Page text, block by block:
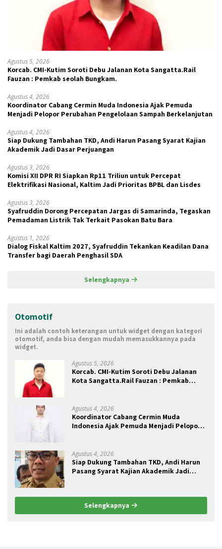
Agustus 5, 2026
Korcab. CMI-Kutim Soroti Debu Jalanan Kota Sangatta.Rail
Fauzan : Pemkab seolah Bungkam.
Agustus 4, 2026
Koordinator Cabang Cermin Muda Indonesia Ajak Pemuda
Menjadi Pelopor Perubahan Pengelolaan Sampah Berkelanjutan
Agustus 4, 2026
Siap Dukung Tambahan TKD, Andi Harun Pasang Syarat Kajian
Akademik Jadi Dasar Perjuangan
Agustus 3, 2026
Komisi XII DPR RI Siapkan Rp11 Triliun untuk Percepat
Elektrifikasi Nasional, Kaltim Jadi Prioritas BPBL dan Lisdes
Agustus 3, 2026
Syafruddin Dorong Percepatan Jargas di Samarinda, Tegaskan
Pemadaman Listrik Tak Terkait Pasokan Batu Bara
Agustus 1, 2026
Dialog Fiskal Kaltim 2027, Syafruddin Tekankan Keadilan Dana
Transfer bagi Daerah Penghasil SDA
Selengkapnya
Otomotif
Ini adalah contoh keterangan untuk widget dengan kategori
otomotif, anda bisa dengan mudah memasukkannya pada
widget.
Agustus 5, 2026
Korcab. CMI-Kutim Soroti Debu Jalanan
Kota Sangatta.Rail Fauzan : Pemkab
Agustus 4, 2026
Koordinator Cabang Cermin Muda
Indonesia Ajak Pemuda Menjadi Pelopor
Agustus 4, 2026
Siap Dukung Tambahan TKD, Andi Harun
Pasang Syarat Kajian Akademik Jadi
Selengkapnya